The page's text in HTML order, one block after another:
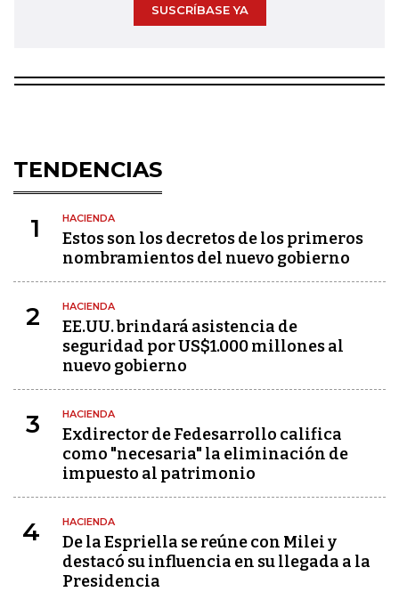
SUSCRÍBASE YA
TENDENCIAS
1 HACIENDA
Estos son los decretos de los primeros
nombramientos del nuevo gobierno
2 HACIENDA
EE.UU. brindará asistencia de
seguridad por US$1.000 millones al
nuevo gobierno
3 HACIENDA
Exdirector de Fedesarrollo califica
como "necesaria" la eliminación de
impuesto al patrimonio
4 HACIENDA
De la Espriella se reúne con Milei y
destacó su influencia en su llegada a la
Presidencia